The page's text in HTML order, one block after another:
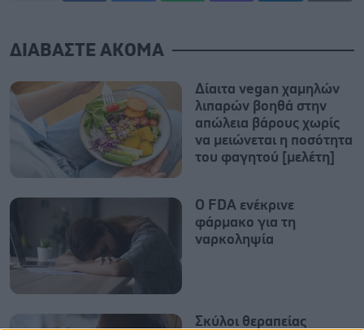
ΔΙΑΒΑΣΤΕ ΑΚΟΜΑ
Δίαιτα vegan χαμηλών
λιπαρών βοηθά στην
απώλεια βάρους χωρίς
να μειώνεται η ποσότητα
του φαγητού [μελέτη]
Ο FDA ενέκρινε
φάρμακο για τη
ναρκοληψία
Σκύλοι θεραπείας